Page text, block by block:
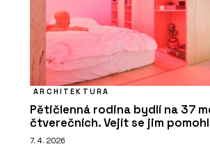
ARCHITEKTURA
Pětičlenná rodina bydlí na 37
čtverečních. Vejít se jim
7. 4. 2026